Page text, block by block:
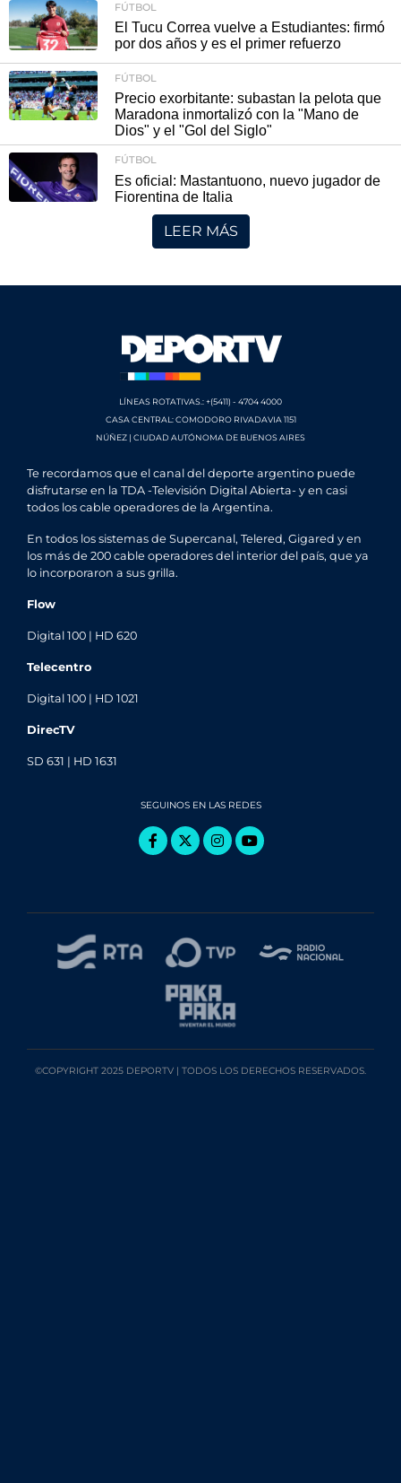
FÚTBOL
El Tucu Correa vuelve a Estudiantes: firmó
por dos años y es el primer refuerzo
FÚTBOL
Precio exorbitante: subastan la pelota que
Maradona inmortalizó con la "Mano de
Dios" y el "Gol del Siglo"
FÚTBOL
Es oficial: Mastantuono, nuevo jugador de
Fiorentina de Italia
LEER MÁS
LÍNEAS ROTATIVAS.: +(5411) - 4704 4000
CASA CENTRAL: COMODORO RIVADAVIA 1151
NÚÑEZ | CIUDAD AUTÓNOMA DE BUENOS AIRES
Te recordamos que el canal del deporte argentino puede
disfrutarse en la TDA -Televisión Digital Abierta- y en casi
todos los cable operadores de la Argentina.
En todos los sistemas de Supercanal, Telered, Gigared y en
los más de 200 cable operadores del interior del país, que ya
lo incorporaron a sus grilla.
Flow
Digital 100 | HD 620
Telecentro
Digital 100 | HD 1021
DirecTV
SD 631 | HD 1631
SEGUINOS EN LAS REDES
©COPYRIGHT 2025 DEPORTV | TODOS LOS DERECHOS RESERVADOS.